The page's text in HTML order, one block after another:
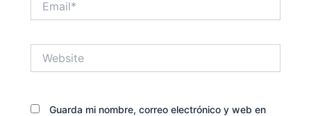
Guarda mi nombre, correo electrónico y web en